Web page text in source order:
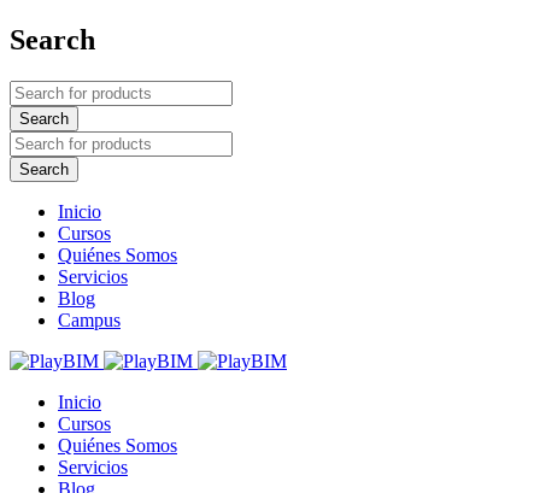
Search
Inicio
Cursos
Quiénes Somos
Servicios
Blog
Campus
Inicio
Cursos
Quiénes Somos
Servicios
Blog